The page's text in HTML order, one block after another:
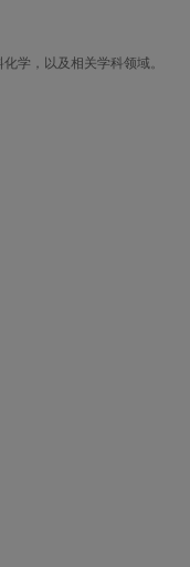
学，以及相关学科领域。